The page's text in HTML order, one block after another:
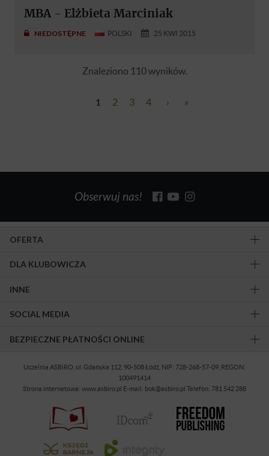
MBA - Elżbieta Marciniak
NIEDOSTĘPNE POLSKI 25 KWI 2015
Znaleziono 110 wyników.
1 2 3 4 › »
Obserwuj nas!
OFERTA
DLA KLUBOWICZA
INNE
SOCIAL MEDIA
BEZPIECZNE PŁATNOŚCI ONLINE
Uczelnia ASBiRO, ul. Gdańska 112, 90-508 Łódź, NIP: 728-268-57-09, REGON:
100491414
Strona internetowa: www.asbiro.pl E-mail: bok@asbiro.pl Telefon: 781 542 288